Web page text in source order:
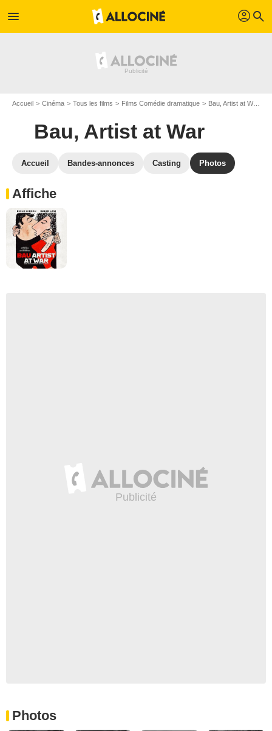
menu profil search
Accueil Cinéma Tous les films Films Comédie dramatique Bau, Artist at War
Bau, Artist at War
Accueil Bandes-annonces Casting Photos
Affiche
Photos